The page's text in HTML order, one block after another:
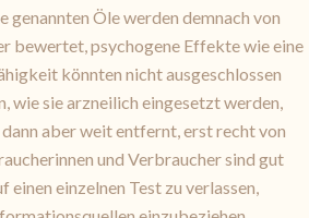
genannten Öle werden demnach von
bewertet, psychogene Effekte wie eine
könnten nicht ausgeschlossen
wie sie arzneilich eingesetzt werden,
aber weit entfernt, erst recht von
und Verbraucher sind gut
einen einzelnen Test zu verlassen,